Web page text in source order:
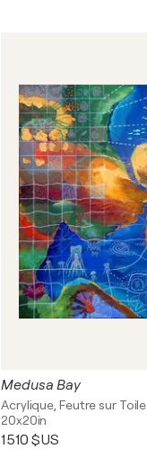
Medusa Bay
Acrylique, Feutre sur Toile
20x20in
1 510 $US